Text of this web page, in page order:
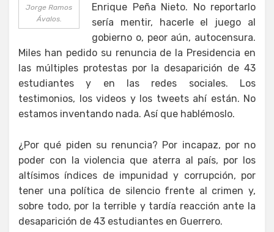
Jorge Ramos
Ávalos.
Enrique Peña Nieto. No reportarlo
sería mentir, hacerle el juego al
gobierno o, peor aún, autocensura.
Miles han pedido su renuncia de la Presidencia en
las múltiples protestas por la desaparición de 43
estudiantes y en las redes sociales. Los
testimonios, los videos y los tweets ahí están. No
estamos inventando nada. Así que hablémoslo.
¿Por qué piden su renuncia? Por incapaz, por no
poder con la violencia que aterra al país, por los
altísimos índices de impunidad y corrupción, por
tener una política de silencio frente al crimen y,
sobre todo, por la terrible y tardía reacción ante la
desaparición de 43 estudiantes en Guerrero.